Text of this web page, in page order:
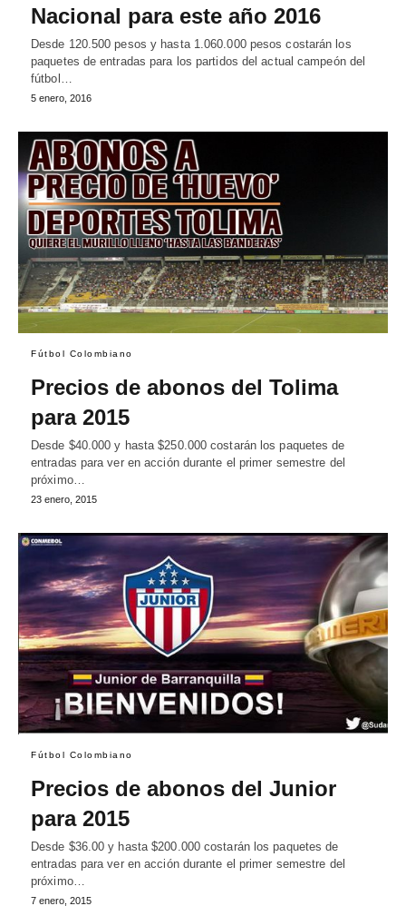
Nacional para este año 2016
Desde 120.500 pesos y hasta 1.060.000 pesos costarán los
paquetes de entradas para los partidos del actual campeón del
fútbol…
5 enero, 2016
Fútbol Colombiano
Precios de abonos del Tolima
para 2015
Desde $40.000 y hasta $250.000 costarán los paquetes de
entradas para ver en acción durante el primer semestre del
próximo…
23 enero, 2015
Fútbol Colombiano
Precios de abonos del Junior
para 2015
Desde $36.00 y hasta $200.000 costarán los paquetes de
entradas para ver en acción durante el primer semestre del
próximo…
7 enero, 2015